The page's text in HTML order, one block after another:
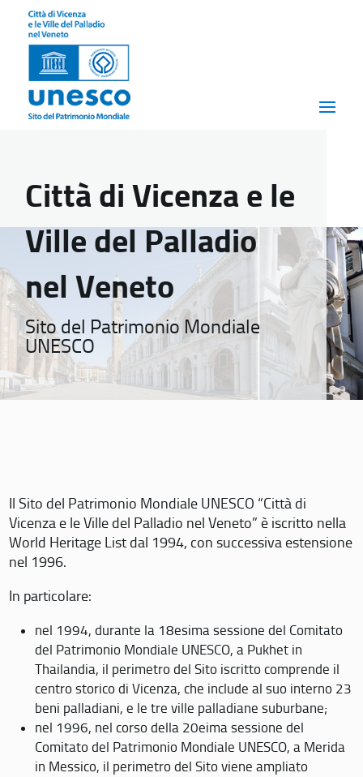
Città di Vicenza e le
Ville del Palladio
nel Veneto
Sito del Patrimonio Mondiale
UNESCO
Il Sito del Patrimonio Mondiale UNESCO “Città di
Vicenza e le Ville del Palladio nel Veneto” è iscritto nella
World Heritage List dal 1994, con successiva estensione
nel 1996.
In particolare:
nel 1994, durante la 18esima sessione del Comitato
del Patrimonio Mondiale UNESCO, a Pukhet in
Thailandia, il perimetro del Sito iscritto comprende il
centro storico di Vicenza, che include al suo interno 23
beni palladiani, e le tre ville palladiane suburbane;
nel 1996, nel corso della 20eima sessione del
Comitato del Patrimonio Mondiale UNESCO, a Merida
in Messico, il perimetro del Sito viene ampliato